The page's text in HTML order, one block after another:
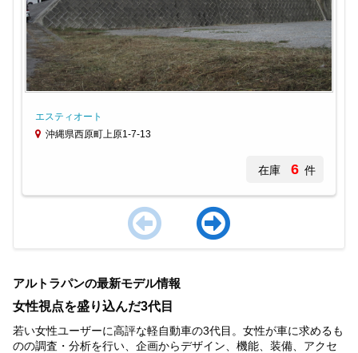
エスティオート
沖縄県西原町上原1-7-13
在庫 6 件
of
4
アルトラパンの最新モデル情報
女性視点を盛り込んだ3代目
若い女性ユーザーに高評な軽自動車の3代目。女性が車に求めるも
のの調査・分析を行い、企画からデザイン、機能、装備、アクセ